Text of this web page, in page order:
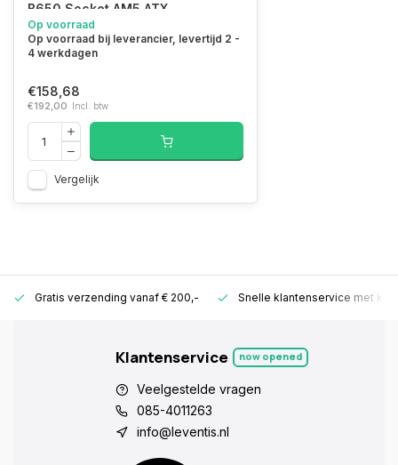
B650 Socket AM5 ATX
Op voorraad
Op voorraad bij leverancier, levertijd 2 -
4 werkdagen
€158,68
€192,00 Incl. btw
Vergelijk
Gratis verzending vanaf € 200,- Snelle klantenservice met
Klantenservice now opened
Veelgestelde vragen
085-4011263
info@leventis.nl